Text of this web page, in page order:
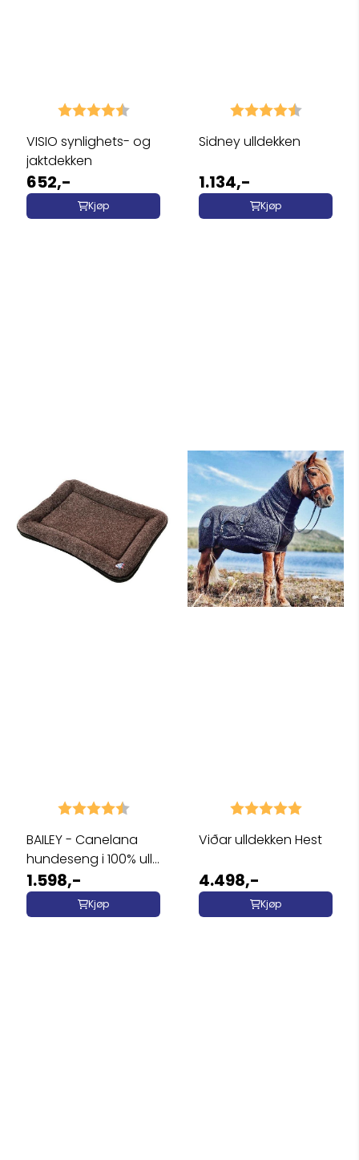
Karakter: 4.1 av 5 mulige
VISIO synlighets- og
jaktdekken
652,-
Kjøp
Karakter: 4.6 av 5
Sidney ulldekken
1.134,-
Kjøp
Karakter: 4.8 av 5 mulige
BAILEY - Canelana
hundeseng i 100% ull
med ...
1.598,-
Kjøp
Karakter: 5.0 av 5
Viðar ulldekken Hest
4.498,-
Kjøp